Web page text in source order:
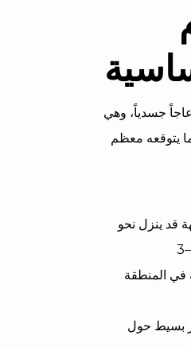
جسدياً، وهي
يتوقعه معظم
قد ينزل نحو
المنطقة
بسيط حول